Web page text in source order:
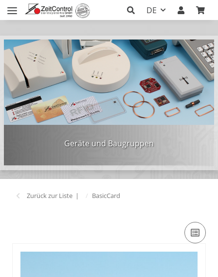
DE
Geräte und Baugruppen
Zurück zur Liste BasicCard